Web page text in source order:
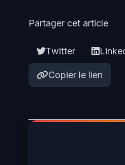
Partager cet article
Twitter
Copier le lien